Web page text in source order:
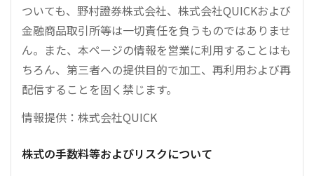
ついても、野村證券株式会社、株式会社QUICKおよび
金融商品取引所等は一切責任を負うものではありませ
ん。また、本ページの情報を営業に利用することはも
ちろん、第三者への提供目的で加工、再利用および再
配信することを固く禁じます。
情報提供：株式会社QUICK
株式の手数料等およびリスクについて